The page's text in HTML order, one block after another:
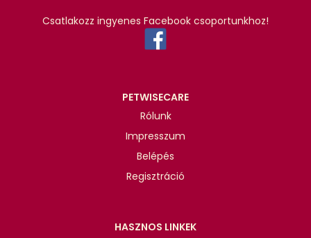
Csatlakozz ingyenes Facebook csoportunkhoz!
PETWISECARE
Rólunk
Impresszum
Belépés
Regisztráció
HASZNOS LINKEK